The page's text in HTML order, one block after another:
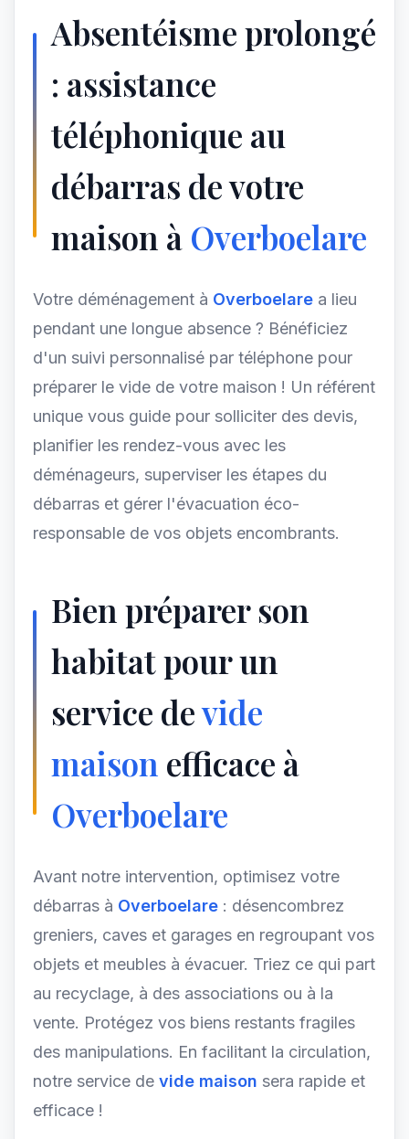
Absentéisme prolongé
: assistance
téléphonique au
débarras de votre
maison à Overboelare
Votre déménagement à Overboelare a lieu
pendant une longue absence ? Bénéficiez
d'un suivi personnalisé par téléphone pour
préparer le vide de votre maison ! Un référent
unique vous guide pour solliciter des devis,
planifier les rendez-vous avec les
déménageurs, superviser les étapes du
débarras et gérer l'évacuation éco-
responsable de vos objets encombrants.
Bien préparer son
habitat pour un
service devide
maison efficace à
Overboelare
Avant notre intervention, optimisez votre
débarras à Overboelare : désencombrez
greniers, caves et garages en regroupant vos
objets et meubles à évacuer. Triez ce qui part
au recyclage, à des associations ou à la
vente. Protégez vos biens restants fragiles
des manipulations. En facilitant la circulation,
notre service de vide maison sera rapide et
efficace !